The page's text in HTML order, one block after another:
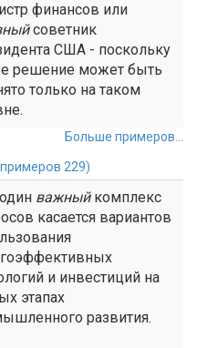
финансов или
советник
США - поскольку
решение может быть
только на таком
Больше примеров...
229)
важныйкомплекс
касается вариантов
и инвестиций на
этапах
развития.